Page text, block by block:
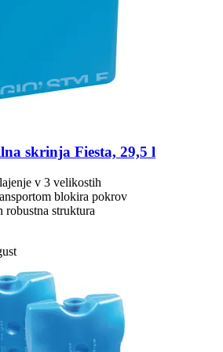
skrinja Fiesta, 29,5 l
v 3 velikostih
blokira pokrov
robustna struktura